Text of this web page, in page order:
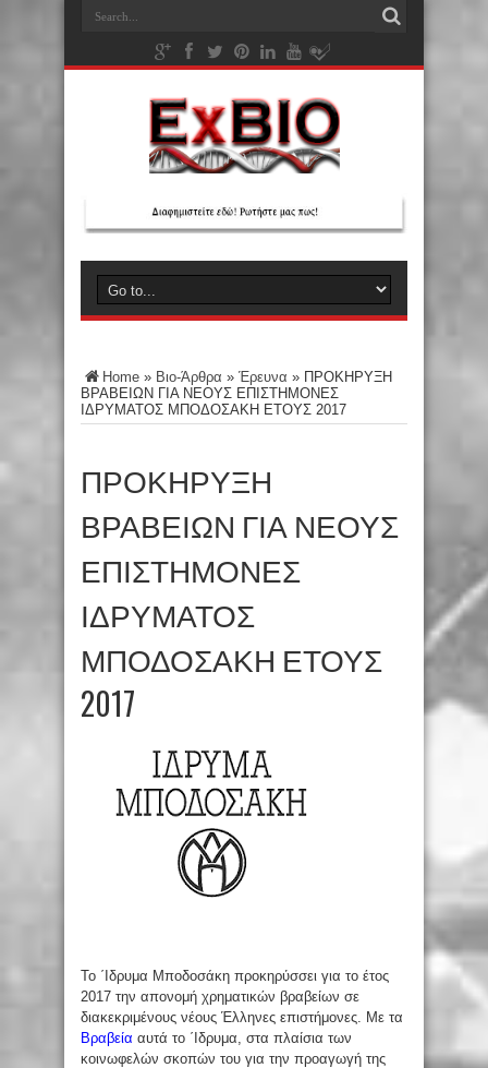
Home » Βιο-Άρθρα » Έρευνα » ΠΡΟΚΗΡΥΞΗ
ΒΡΑΒΕΙΩΝ ΓΙΑ ΝΕΟΥΣ ΕΠΙΣΤΗΜΟΝΕΣ
ΙΔΡΥΜΑΤΟΣ ΜΠΟΔΟΣΑΚΗ ΕΤΟΥΣ 2017
ΠΡΟΚΗΡΥΞΗ
ΒΡΑΒΕΙΩΝ ΓΙΑ ΝΕΟΥΣ
ΕΠΙΣΤΗΜΟΝΕΣ
ΙΔΡΥΜΑΤΟΣ
ΜΠΟΔΟΣΑΚΗ ΕΤΟΥΣ
2017
Το ΄Ιδρυμα Μποδοσάκη προκηρύσσει για το έτος
2017 την απονομή χρηματικών βραβείων σε
διακεκριμένους νέους Έλληνες επιστήμονες.
Με τα
Βραβεία αυτά το ΄Ιδρυμα, στα πλαίσια των
κοινωφελών σκοπών του για την προαγωγή της